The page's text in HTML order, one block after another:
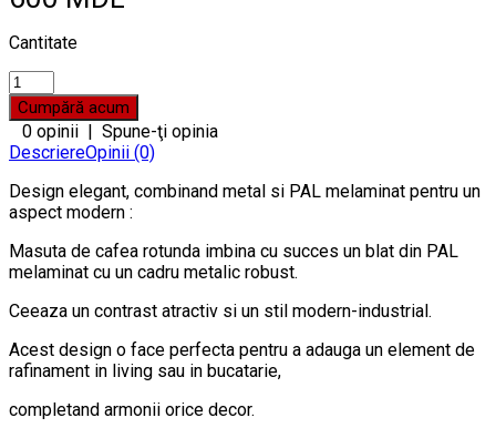
Cantitate
0 opinii | Spune-ţi opinia
DescriereOpinii (0)
Design elegant, combinand metal si PAL melaminat pentru un
aspect modern :
Masuta de cafea rotunda imbina cu succes un blat din PAL
melaminat cu un cadru metalic robust.
Ceeaza un contrast atractiv si un stil modern-industrial.
Acest design o face perfecta pentru a adauga un element de
rafinament in living sau in bucatarie,
completand armonii orice decor.